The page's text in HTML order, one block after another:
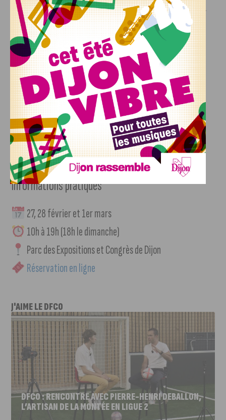
Un jeu concours viendra également ponctuer l’événement.
Chaque jour, deux bons d’achat de 500 euros seront mis en
jeu, à utiliser sur le salon ou dans les six mois auprès des
exposants.
Entrée gratuite sur inscription
Afin de faciliter l’accès au plus grand nombre, l’entrée est
gratuite sur inscription jusqu’au 22 février 2026, via la
billetterie en ligne du salon.
Informations pratiques
27, 28 février et 1er mars
10h à 19h (18h le dimanche)
Parc des Expositions et Congrès de Dijon
Réservation en ligne
J'AIME LE DFCO
DFCO : RENCONTRE AVEC PIERRE-HENRI DEBALLON,
L’ARTISAN DE LA MONTÉE EN LIGUE 2